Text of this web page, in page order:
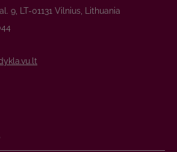
9, LT-01131 Vilnius, Lithuania